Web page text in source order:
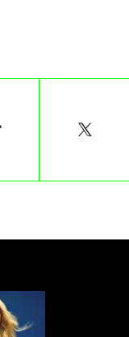
siebie".